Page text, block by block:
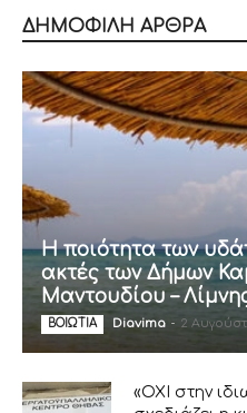
ΔΗΜΟΦΙΛΗ ΑΡΘΡΑ
Η ποιότητα των
ακτές των Δήμων
Μαντουδίου –
ΒΟΙΩΤΙΑ Diavima - 2
«ΟΧΙ στην